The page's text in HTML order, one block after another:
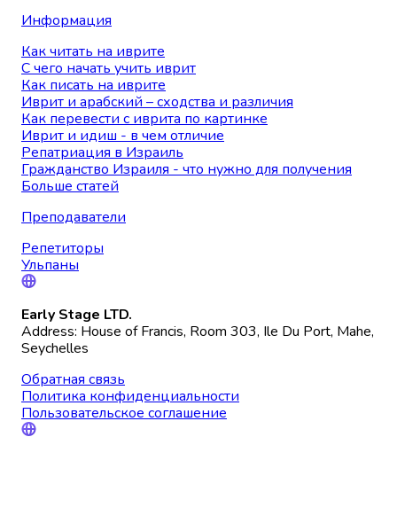
Информация
Как читать на иврите
С чего начать учить иврит
Как писать на иврите
Иврит и арабский – сходства и различия
Как перевести с иврита по картинке
Иврит и идиш - в чем отличие
Репатриация в Израиль
Гражданство Израиля - что нужно для получения
Больше статей
Преподаватели
Репетиторы
Ульпаны
Early Stage LTD.
Address: House of Francis, Room 303, Ile Du Port, Mahe,
Seychelles
Обратная связь
Политика конфиденциальности
Пользовательское соглашение